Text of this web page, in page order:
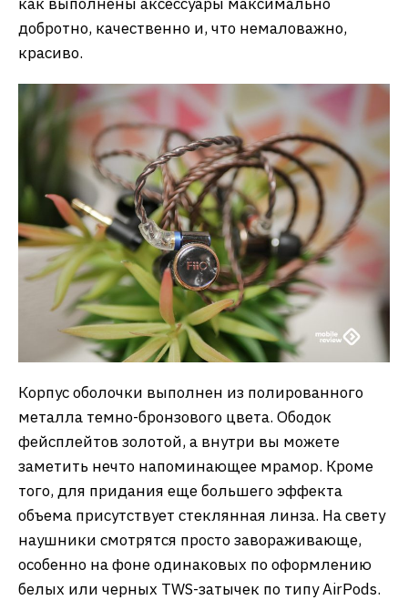
добротно, качественно и, что немаловажно,
красиво.
Корпус оболочки выполнен из полированного
металла темно-бронзового цвета. Ободок
фейсплейтов золотой, а внутри вы можете
заметить нечто напоминающее мрамор. Кроме
того, для придания еще большего эффекта
объема присутствует стеклянная линза. На свету
наушники смотрятся просто завораживающе,
особенно на фоне одинаковых по оформлению
белых или черных TWS-затычек по типу AirPods.